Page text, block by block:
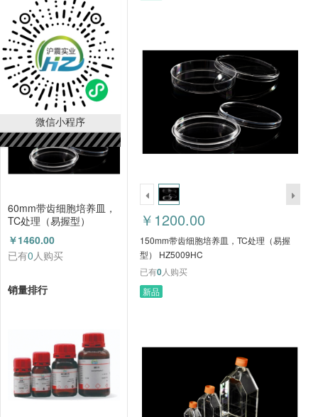
微信小程序
40 μm 细胞筛网，独立包
装（紫色） HZ5015HC
￥2200.00
已有0人购买
60mm带齿细胞培养皿，
TC处理（易握型）
HZ5011HC
￥1460.00
已有0人购买
销量排行
￥1200.00
150mm带齿细胞培养皿，TC处理（易握
型） HZ5009HC
已有0人购买
新品